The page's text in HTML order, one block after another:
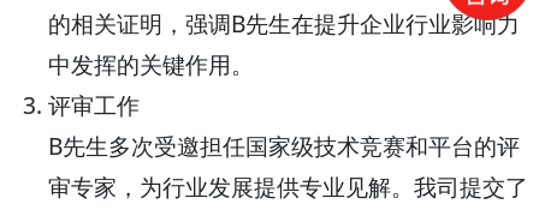
的相关证明，强调B先生在提升企业行业影响力
中发挥的关键作用。
评审工作
B先生多次受邀担任国家级技术竞赛和平台的评
审专家，为行业发展提供专业见解。我司提交了